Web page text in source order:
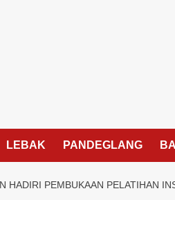
LEBAK PANDEGLANG
HADIRI PEMBUKAAN PELATIHAN